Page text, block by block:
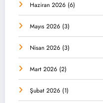
Haziran 2026 (6)
Mayıs 2026 (3)
Nisan 2026 (3)
Mart 2026 (2)
Şubat 2026 (1)